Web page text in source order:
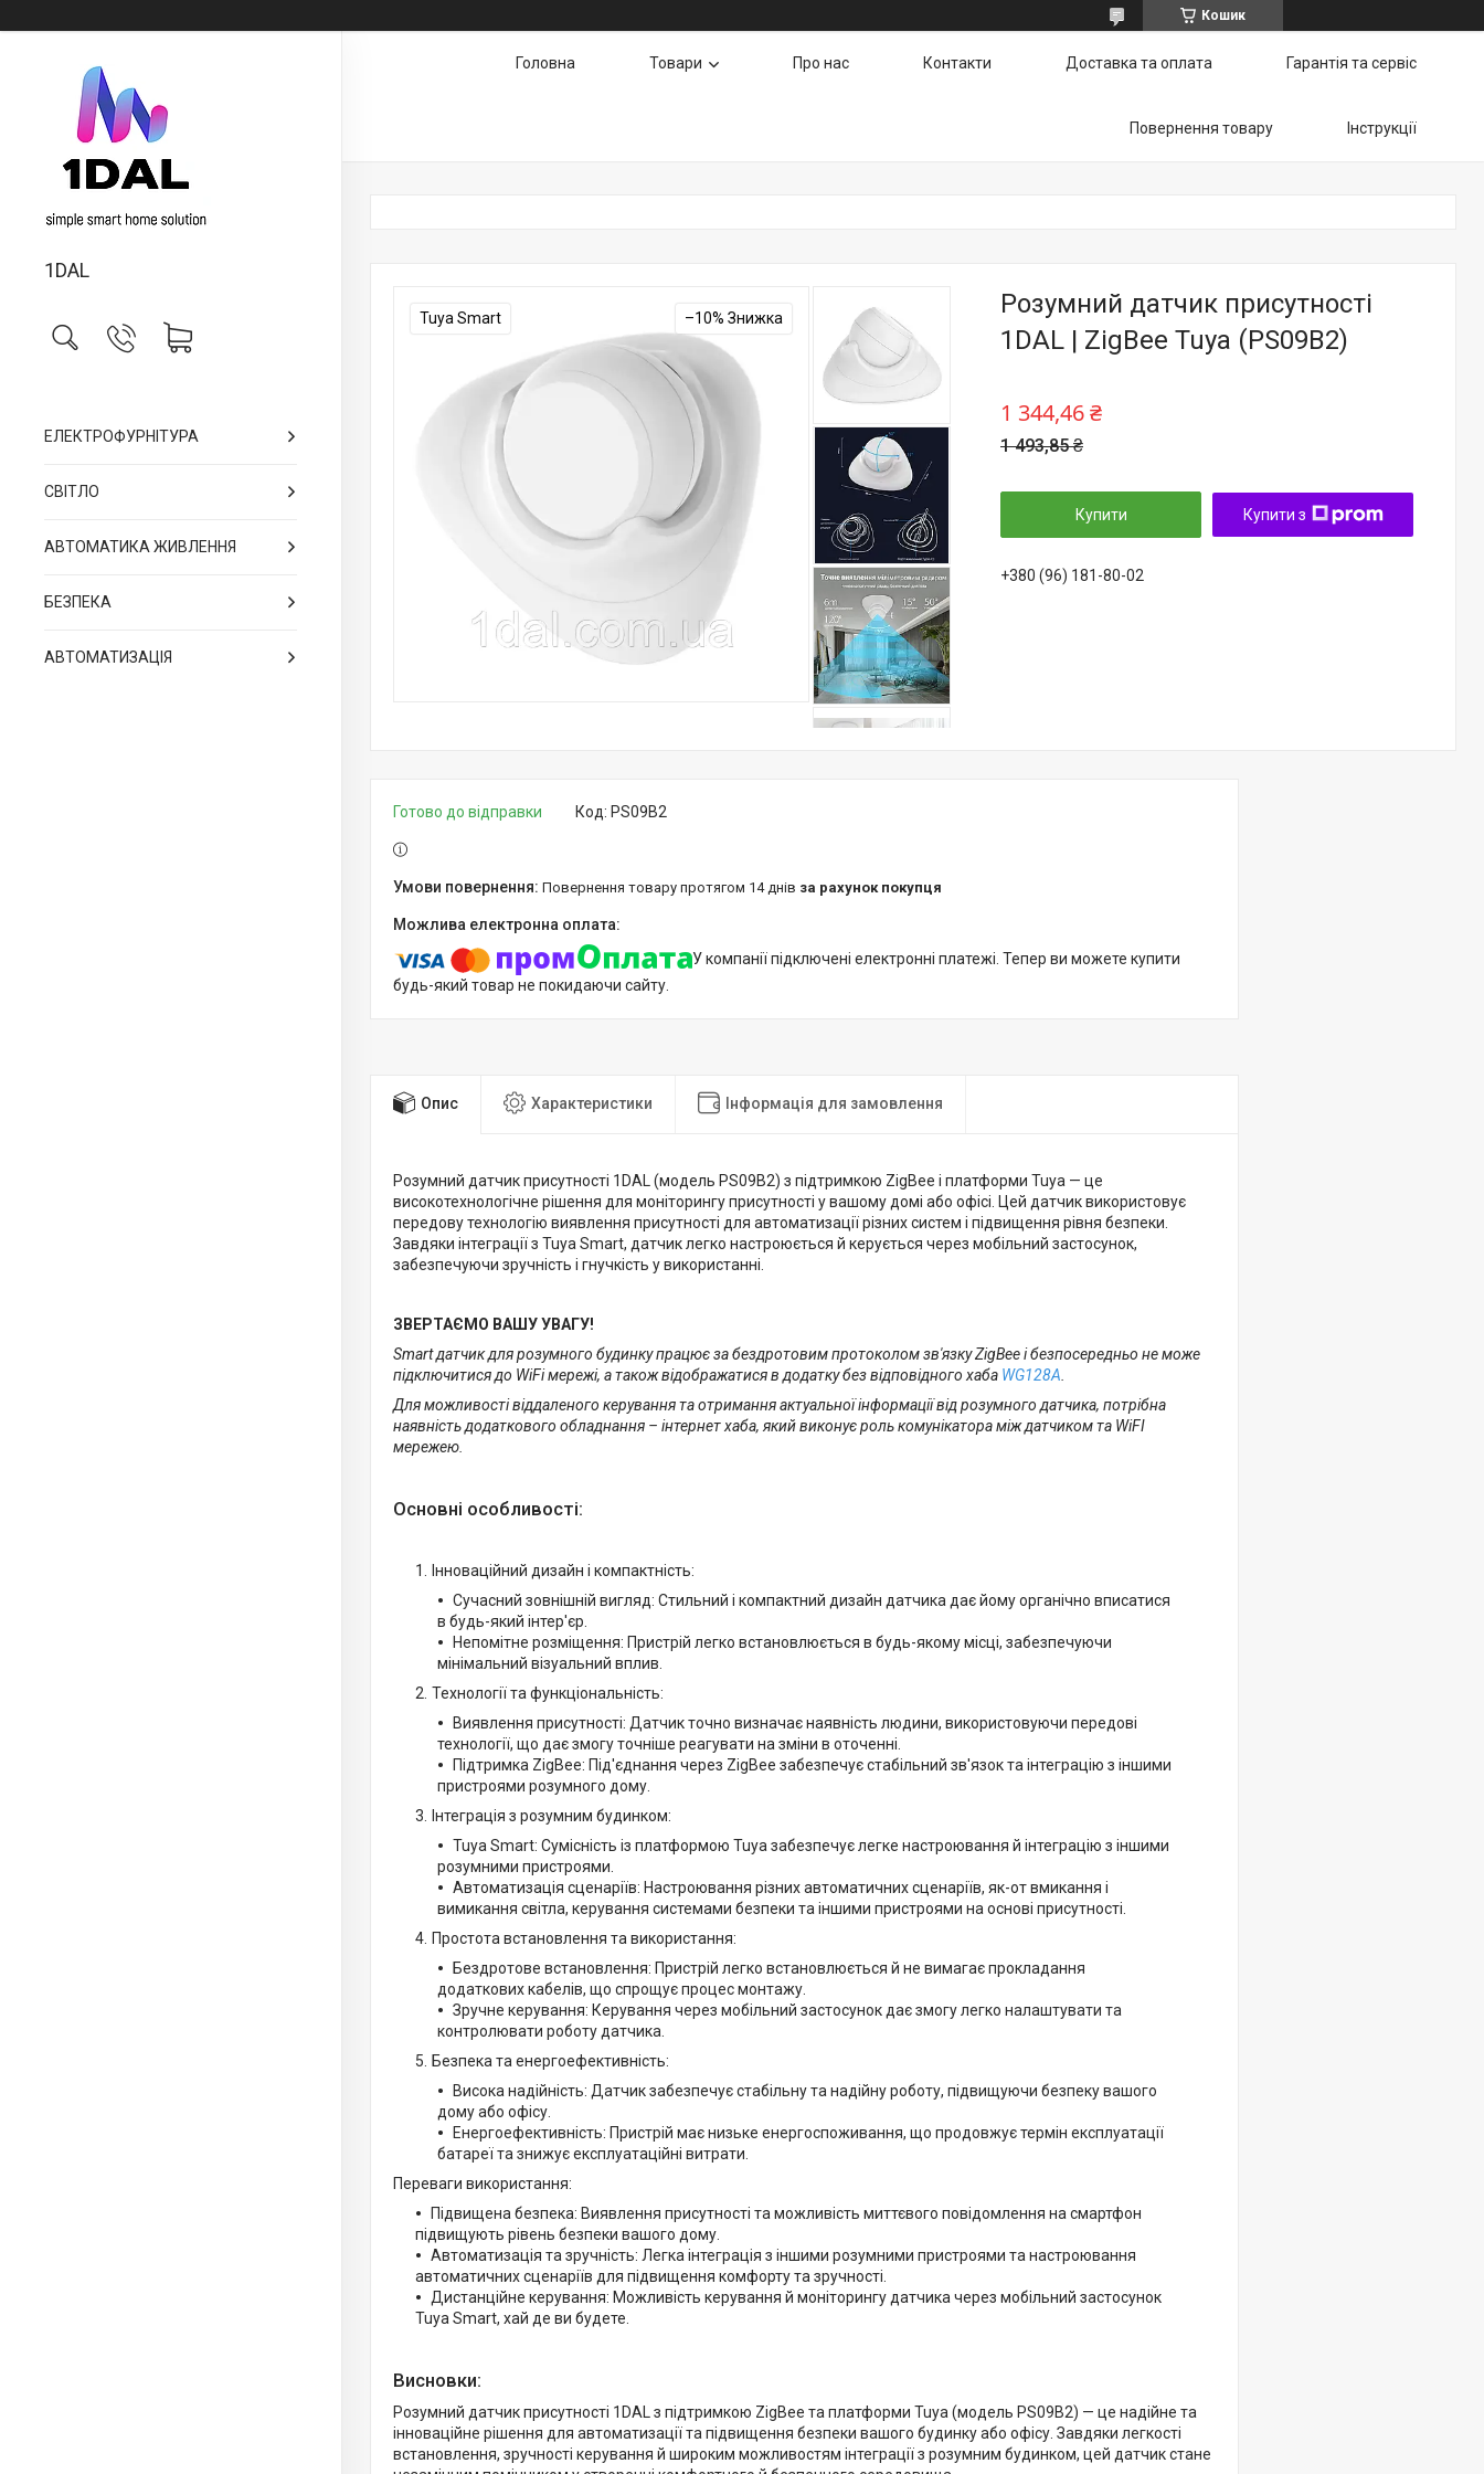
Кошик
1DAL
ЕЛЕКТРОФУРНІТУРА
СВІТЛО
АВТОМАТИКА ЖИВЛЕННЯ
БЕЗПЕКА
АВТОМАТИЗАЦІЯ
Головна Товари Про нас Контакти Доставка та оплата Гарантія та сервіс
Повернення товару Інструкції
Tuya Smart –10%
Розумний датчик присутності
1DAL | ZigBee Tuya (PS09B2)
1 493,85 ₴
1 344,46 ₴
Купити Купити з
+380 (96) 181-80-02
Готово до відправки Код: PS09B2
повернення товару протягом 14 днів за рахунок покупця
У компанії підключені електронні платежі. Тепер ви можете купити
будь-який товар не покидаючи сайту.
Опис Характеристики Інформація для замовлення
Розумний датчик присутності 1DAL (модель PS09B2) з підтримкою ZigBee і платформи Tuya — це
високотехнологічне рішення для моніторингу присутності у вашому домі або офісі. Цей датчик використовує
передову технологію виявлення присутності для автоматизації різних систем і підвищення рівня безпеки.
Завдяки інтеграції з Tuya Smart, датчик легко настроюється й керується через мобільний застосунок,
забезпечуючи зручність і гнучкість у використанні.
ЗВЕРТАЄМО ВАШУ УВАГУ!
Smart датчик для розумного будинку працює за бездротовим протоколом зв'язку ZigBee і безпосередньо не може
підключитися до WiFi мережі, а також відображатися в додатку без відповідного хаба WG128A.
Для можливості віддаленого керування та отримання актуальної інформації від розумного датчика, потрібна
наявність додаткового обладнання – інтернет хаба, який виконує роль комунікатора між датчиком та WiFI
мережею.
Основні особливості:
Інноваційний дизайн і компактність:
Сучасний зовнішній вигляд: Стильний і компактний дизайн датчика дає йому органічно вписатися
в будь-який інтер'єр.
Непомітне розміщення: Пристрій легко встановлюється в будь-якому місці, забезпечуючи
мінімальний візуальний вплив.
Технології та функціональність:
Виявлення присутності: Датчик точно визначає наявність людини, використовуючи передові
технології, що дає змогу точніше реагувати на зміни в оточенні.
Підтримка ZigBee: Під'єднання через ZigBee забезпечує стабільний зв'язок та інтеграцію з іншими
пристроями розумного дому.
Інтеграція з розумним будинком:
Tuya Smart: Сумісність із платформою Tuya забезпечує легке настроювання й інтеграцію з іншими
розумними пристроями.
Автоматизація сценаріїв: Настроювання різних автоматичних сценаріїв, як-от вмикання і
вимикання світла, керування системами безпеки та іншими пристроями на основі присутності.
Простота встановлення та використання:
Бездротове встановлення: Пристрій легко встановлюється й не вимагає прокладання
додаткових кабелів, що спрощує процес монтажу.
Зручне керування: Керування через мобільний застосунок дає змогу легко налаштувати та
контролювати роботу датчика.
Безпека та енергоефективність:
Висока надійність: Датчик забезпечує стабільну та надійну роботу, підвищуючи безпеку вашого
дому або офісу.
Енергоефективність: Пристрій має низьке енергоспоживання, що продовжує термін експлуатації
батареї та знижує експлуатаційні витрати.
Переваги використання:
Підвищена безпека: Виявлення присутності та можливість миттєвого повідомлення на смартфон
підвищують рівень безпеки вашого дому.
Автоматизація та зручність: Легка інтеграція з іншими розумними пристроями та настроювання
автоматичних сценаріїв для підвищення комфорту та зручності.
Дистанційне керування: Можливість керування й моніторингу датчика через мобільний застосунок
Tuya Smart, хай де ви будете.
Висновки:
Розумний датчик присутності 1DAL з підтримкою ZigBee та платформи Tuya (модель PS09B2) — це надійне та
інноваційне рішення для автоматизації та підвищення безпеки вашого будинку або офісу. Завдяки легкості
встановлення, зручності керування й широким можливостям інтеграції з розумним будинком, цей датчик стане